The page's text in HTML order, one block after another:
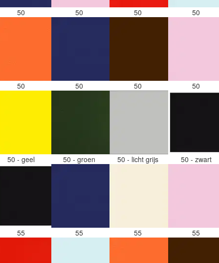
50 50 50 50
50 50 50 50
50 - geel 50 - groen 50 - licht grijs 50 - zwart
55 55 55 55